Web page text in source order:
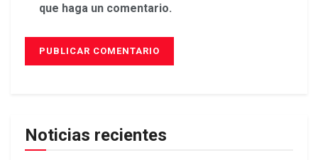
que haga un comentario.
Noticias recientes